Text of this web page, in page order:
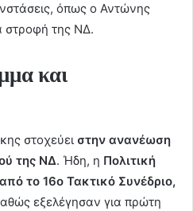
όπως ο Αντώνης
στροφή της ΝΔ.
και
στοχεύει στην ανανέωση
της ΝΔ. Ήδη, η Πολιτική
το 16ο Τακτικό Συνέδριο,
εξελέγησαν για πρώτη